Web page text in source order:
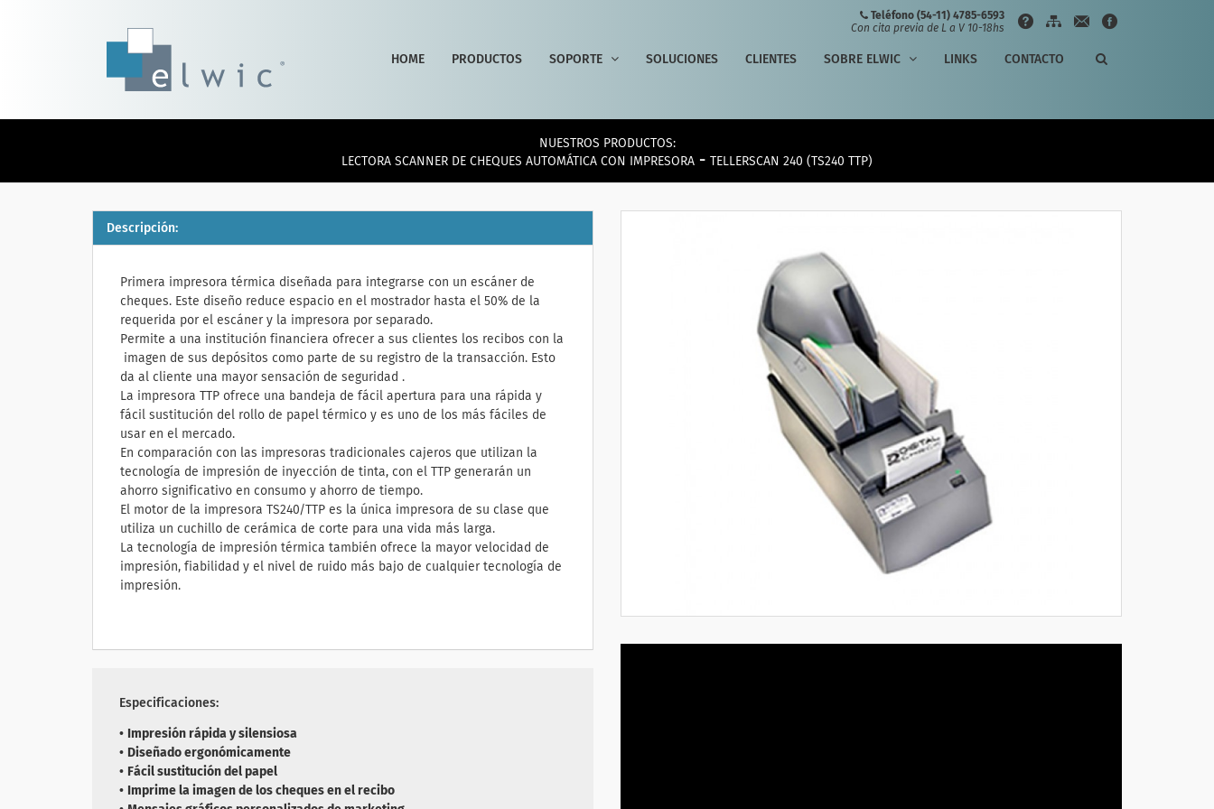
Teléfono (54-11) 4785-6593
Con cita previa de L a V 10-18hs
HOME PRODUCTOS SOPORTE SOLUCIONES CLIENTES SOBRE ELWIC LINKS CONTACTO
NUESTROS PRODUCTOS:
LECTORA SCANNER DE CHEQUES AUTOMÁTICA CON IMPRESORA - TELLERSCAN 240 (TS240 TTP)
Descripción:
Primera impresora térmica diseñada para integrarse con un escáner de
cheques. Este diseño reduce espacio en el mostrador hasta el 50% de la
requerida por el escáner y la impresora por separado.
Permite a una institución financiera ofrecer a sus clientes los recibos con la
imagen de sus depósitos como parte de su registro de la transacción. Esto
da al cliente una mayor sensación de seguridad .
La impresora TTP ofrece una bandeja de fácil apertura para una rápida y
fácil sustitución del rollo de papel térmico y es uno de los más fáciles de
usar en el mercado.
En comparación con las impresoras tradicionales cajeros que utilizan la
tecnología de impresión de inyección de tinta, con el TTP generarán un
ahorro significativo en consumo y ahorro de tiempo.
El motor de la impresora TS240/TTP es la única impresora de su clase que
utiliza un cuchillo de cerámica de corte para una vida más larga.
La tecnología de impresión térmica también ofrece la mayor velocidad de
impresión, fiabilidad y el nivel de ruido más bajo de cualquier tecnología de
impresión.
Especificaciones:
• Impresión rápida y silensiosa
• Diseñado ergonómicamente
• Fácil sustitución del papel
• Imprime la imagen de los cheques en el recibo